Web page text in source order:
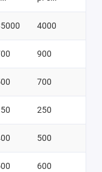
4000
900
700
250
500
600